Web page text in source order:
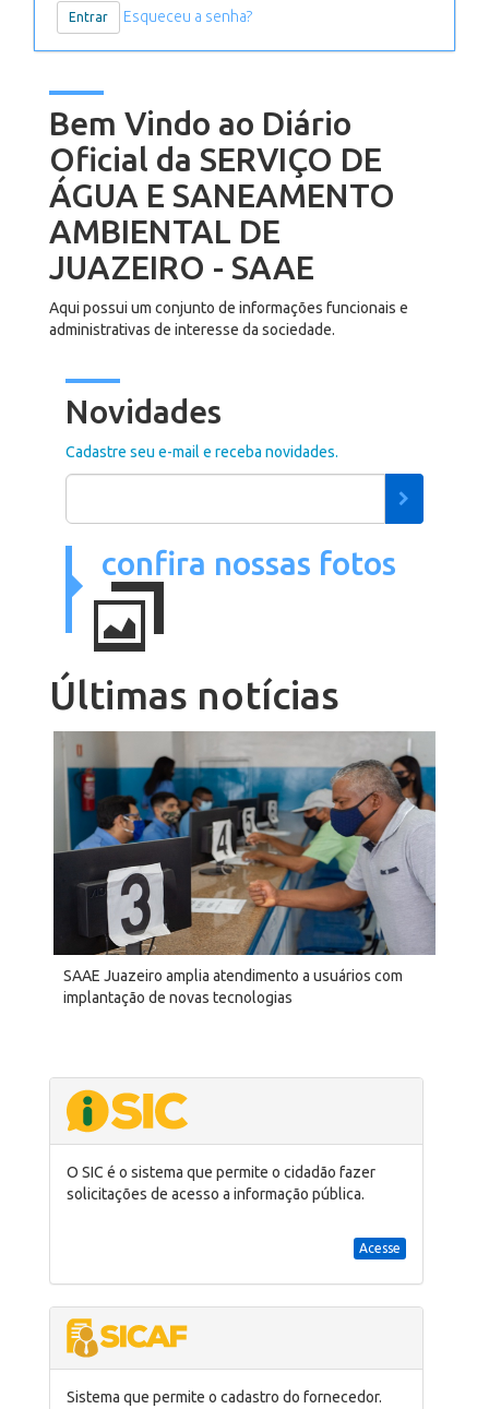
Esqueceu a senha?
Bem Vindo ao Diário
Oficial da SERVIÇO DE
ÁGUA E SANEAMENTO
AMBIENTAL DE
JUAZEIRO - SAAE
Aqui possui um conjunto de informações funcionais e
administrativas de interesse da sociedade.
Novidades
Cadastre seu e-mail e receba novidades.
confira nossas fotos
Últimas notícias
SAAE Juazeiro amplia atendimento a usuários com
implantação de novas tecnologias
O SIC é o sistema que permite o cidadão fazer
solicitações de acesso a informação pública.
Acesse
Sistema que permite o cadastro do fornecedor.